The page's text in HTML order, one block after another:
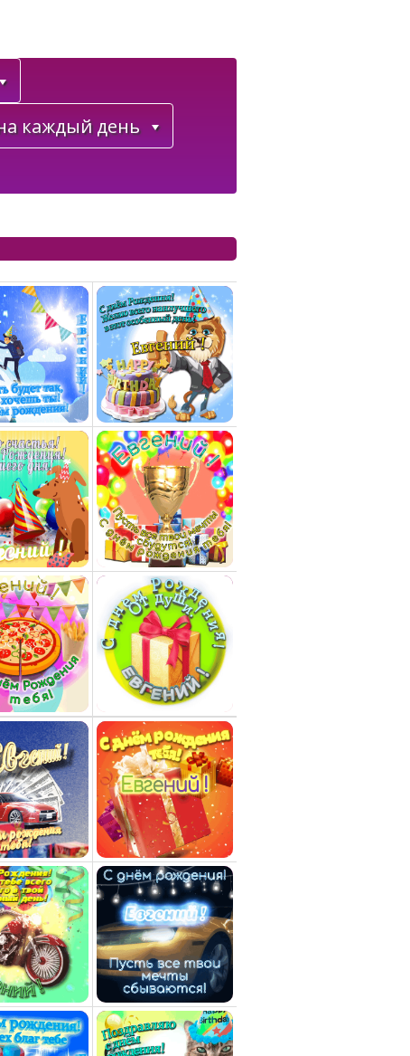
каждый день